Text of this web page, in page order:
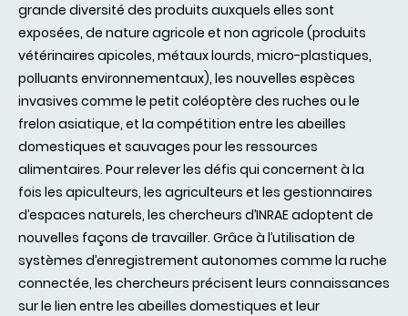
grande diversité des produits auxquels elles sont
exposées, de nature agricole et non agricole (produits
vétérinaires apicoles, métaux lourds, micro-plastiques,
polluants environnementaux), les nouvelles espèces
invasives comme le petit coléoptère des ruches ou le
frelon asiatique, et la compétition entre les abeilles
domestiques et sauvages pour les ressources
alimentaires. Pour relever les défis qui concernent à la
fois les apiculteurs, les agriculteurs et les gestionnaires
d’espaces naturels, les chercheurs d’INRAE adoptent de
nouvelles façons de travailler. Grâce à l’utilisation de
systèmes d’enregistrement autonomes comme la ruche
connectée, les chercheurs précisent leurs connaissances
sur le lien entre les abeilles domestiques et leur